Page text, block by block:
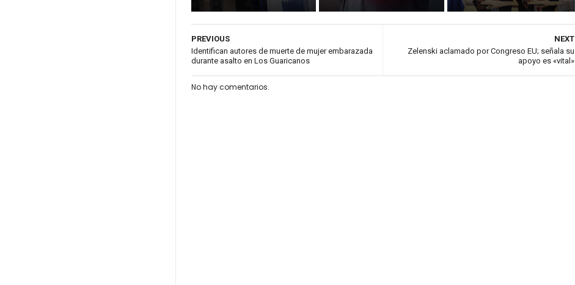
NEXT
Zelenski aclamado por Congreso EU; señala su
apoyo es «vital»
PREVIOUS
Identifican autores de muerte de mujer embarazada
durante asalto en Los Guaricanos
No hay comentarios.